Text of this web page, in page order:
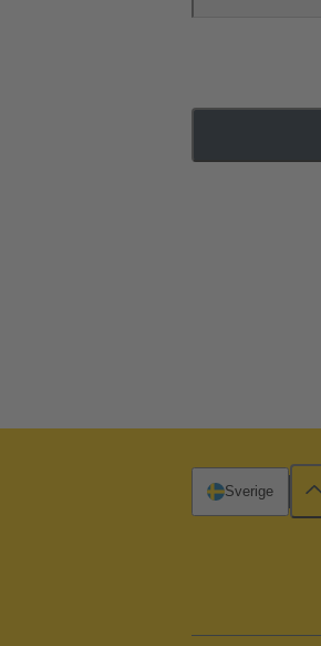
Sverige